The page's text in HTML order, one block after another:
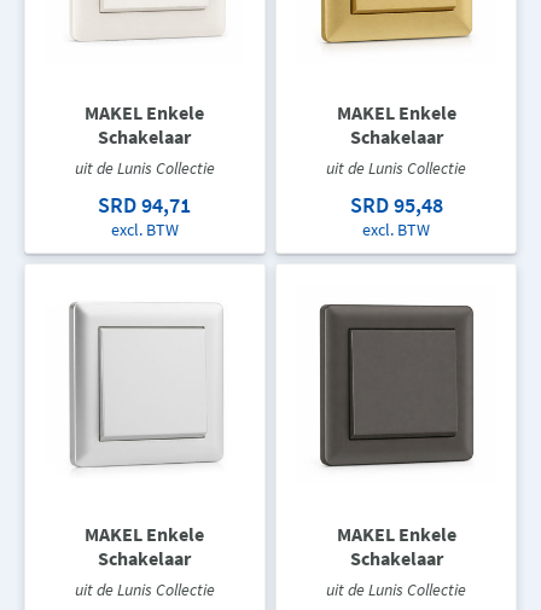
MAKEL Enkele
Schakelaar
uit de Lunis Collectie
SRD 94,71
excl. BTW
MAKEL Enkele
Schakelaar
uit de Lunis Collectie
SRD 95,48
excl. BTW
MAKEL Enkele
Schakelaar
uit de Lunis Collectie
MAKEL Enkele
Schakelaar
uit de Lunis Collectie